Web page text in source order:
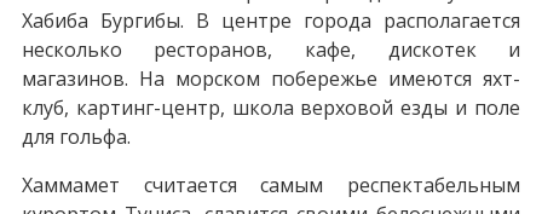
Хабиба Бургибы. В центре города располагается
несколько ресторанов, кафе, дискотек и
магазинов. На морском побережье имеются яхт-
клуб, картинг-центр, школа верховой езды и поле
для гольфа.
Хаммамет считается самым респектабельным